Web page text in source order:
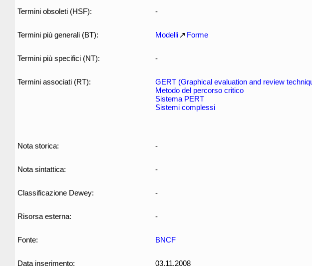
Termini obsoleti (HSF): -
Termini più generali (BT): Modelli Forme
Termini più specifici (NT): -
Termini associati (RT):
GERT (Graphical evaluation and review
Metodo del percorso critico
Sistema PERT
Sistemi complessi
Nota storica: -
Nota sintattica: -
Classificazione Dewey: -
Risorsa esterna: -
Fonte: BNCF
Data inserimento: 03.11.2008